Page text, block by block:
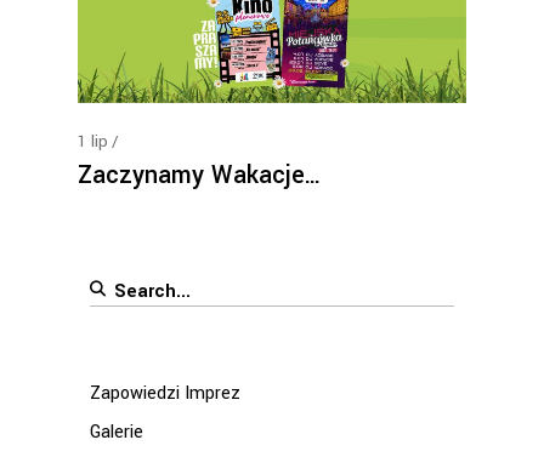
1 lip
Zaczynamy Wakacje…
Search
Zapowiedzi Imprez
Galerie